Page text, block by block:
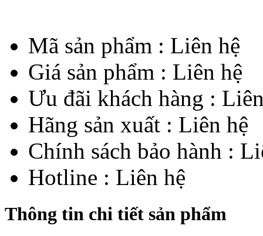
Mã sản phẩm : Liên hệ
Giá sản phẩm : Liên hệ
Ưu đãi khách hàng :
Hãng sản xuất : Liên hệ
Chính sách bảo hành :
Hotline : Liên hệ
Thông tin chi tiết sản phẩm